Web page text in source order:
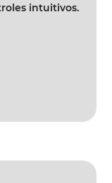
intuitivos.